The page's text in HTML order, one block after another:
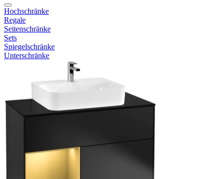
Hochschränke
Regale
Seitenschränke
Sets
Spiegelschränke
Unterschränke